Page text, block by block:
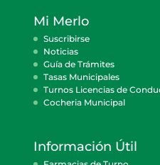
Mi Merlo
Suscribirse
Noticias
Guía de Trámites
Tasas Municipales
Turnos Licencias de
Cocheria Municipal
Información Útil